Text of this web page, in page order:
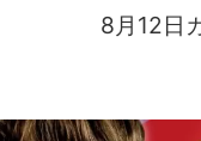
8月12日